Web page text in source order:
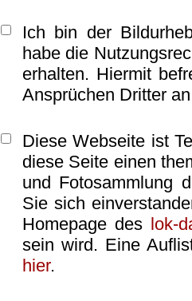
Ich bin der
habe die
erhalten. Hiermit
Ansprüchen Dritter
Diese Webseite ist
diese Seite einen
und Fotosammlung
Sie sich
Homepage des lok-
sein wird. Eine
hier.